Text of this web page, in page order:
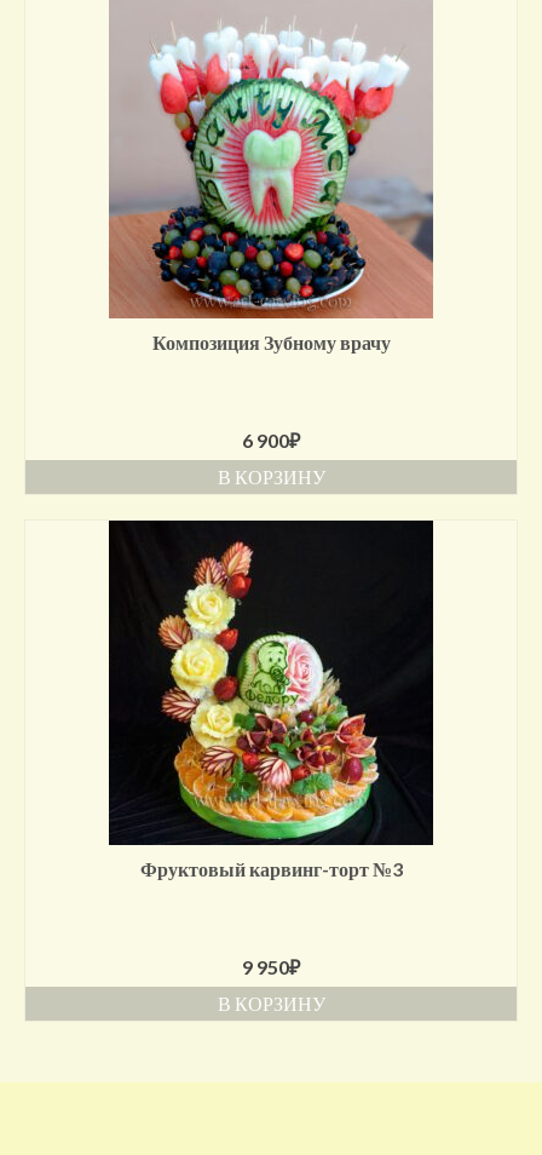
Композиция Зубному врачу
6 900₽
В КОРЗИНУ
Фруктовый карвинг-торт №3
9 950₽
В КОРЗИНУ